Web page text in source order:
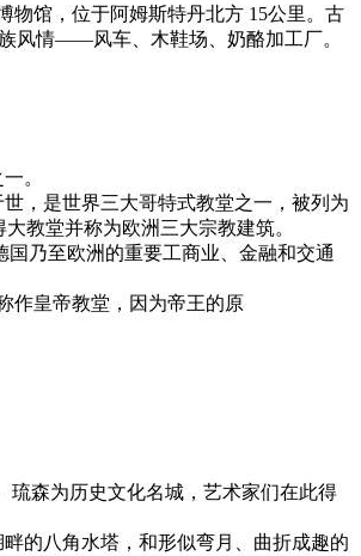
物馆，位于阿姆斯特丹北方 15公里。古
风情——风车、木鞋场、奶酪加工厂。
。
，是世界三大哥特式教堂之一，被列为
教堂并称为欧洲三大宗教建筑。
乃至欧洲的重要工商业、金融和交通
作皇帝教堂，因为帝王的原
琉森为历史文化名城，艺术家们在此得
的八角水塔，和形似弯月、曲折成趣的